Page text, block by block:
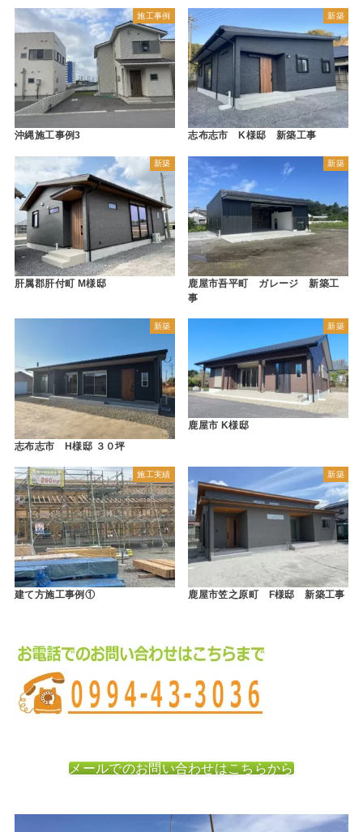
施工事例
沖縄施工事例3
新築
志布志市 K様邸 新築工事
新築
肝属郡肝付町 M様邸
新築
鹿屋市吾平町 ガレージ 新築工
事
新築
志布志市 H様邸 ３０坪
新築
鹿屋市 K様邸
施工実績
建て方施工事例①
新築
鹿屋市笠之原町 F様邸 新築工事
メールでのお問い合わせはこちらから